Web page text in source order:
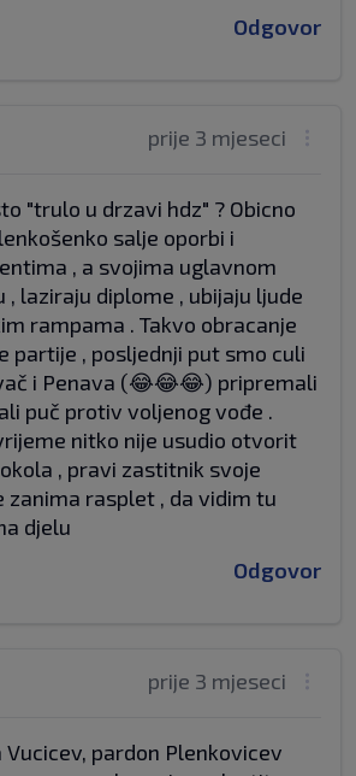
Odgovor
prije 3 mjeseci
"trulo u drzavi hdz" ? Obicno
salje oporbi i
, a svojima uglavnom
, laziraju diplome , ubijaju ljude
rampama . Takvo obracanje
partije , posljednji put smo culi
i Penava (😂😂😂) pripremali
puč protiv voljenog vođe .
nitko nije usudio otvorit
, pravi zastitnik svoje
zanima rasplet , da vidim tu
djelu
Odgovor
prije 3 mjeseci
Vucicev, pardon Plenkovicev